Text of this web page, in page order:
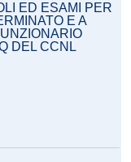
ED ESAMI PER
E A
DEL CCNL